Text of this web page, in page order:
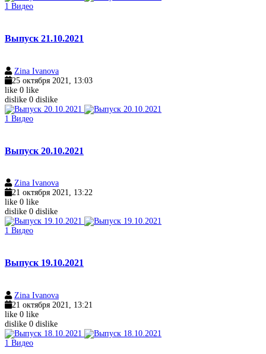
1 Видео
Выпуск 21.10.2021
Zina Ivanova
25 октября 2021, 13:03
like 0 like
dislike 0 dislike
1 Видео
Выпуск 20.10.2021
Zina Ivanova
21 октября 2021, 13:22
like 0 like
dislike 0 dislike
1 Видео
Выпуск 19.10.2021
Zina Ivanova
21 октября 2021, 13:21
like 0 like
dislike 0 dislike
1 Видео